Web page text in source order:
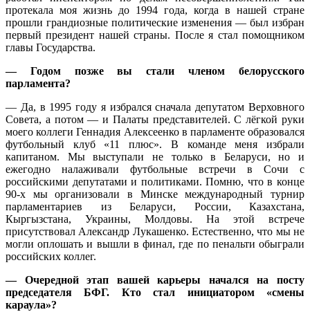
протекала моя жизнь до 1994 года, когда в нашей стране
прошли грандиозные политические изменения — был избран
первый президент нашей страны. После я стал помощником
главы Государства.
— Годом позже вы стали членом белорусского
парламента?
— Да, в 1995 году я избрался сначала депутатом Верховного
Совета, а потом — и Палаты представителей. С лёгкой руки
моего коллеги Геннадия Алексеенко в парламенте образовался
футбольный клуб «11 плюс». В команде меня избрали
капитаном. Мы выступали не только в Беларуси, но и
ежегодно налаживали футбольные встречи в Сочи с
российскими депутатами и политиками. Помню, что в конце
90-х мы организовали в Минске международный турнир
парламентариев из Беларуси, России, Казахстана,
Кыргызстана, Украины, Молдовы. На этой встрече
присутствовал Александр Лукашенко. Естественно, что мы не
могли оплошать и вышли в финал, где по пенальти обыграли
российских коллег.
— Очередной этап вашей карьеры начался на посту
председателя БФГ. Кто стал инициатором «смены
караула»?